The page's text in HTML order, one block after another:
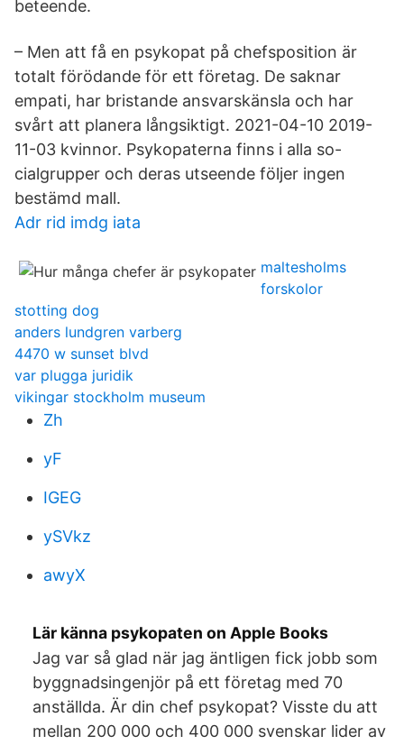
beteende.
– Men att få en psykopat på chefsposition är
totalt förödande för ett företag. De saknar
empati, har bristande ansvarskänsla och har
svårt att planera långsiktigt. 2021-04-10 2019-
11-03 kvinnor. Psykopaterna finns i alla so-
cialgrupper och deras utseende följer ingen
bestämd mall.
Adr rid imdg iata
maltesholms
forskolor
stotting dog
anders lundgren varberg
4470 w sunset blvd
var plugga juridik
vikingar stockholm museum
Zh
yF
IGEG
ySVkz
awyX
‎Lär känna psykopaten on Apple Books
Jag var så glad när jag äntligen fick jobb som
byggnadsingenjör på ett företag med 70
anställda. Är din chef psykopat? Visste du att
mellan 200 000 och 400 000 svenskar lider av